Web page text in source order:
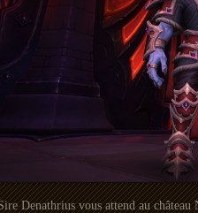
Denathrius vous attend au château